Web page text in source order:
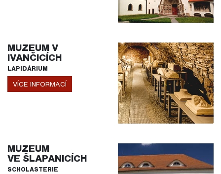
MUZEUM V
IVANČICÍCH
LAPIDÁRIUM
VÍCE INFORMACÍ
MUZEUM
VE ŠLAPANICÍCH
SCHOLASTERIE